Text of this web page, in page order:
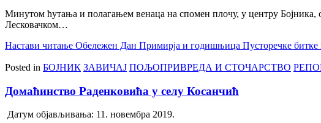
Минутом ћутања и полагањем венаца на спомен плочу, у центру Бојника,
Лесковачком…
Настави читање Обележен Дан Примирја и годишњица Пусторечке битке
Posted in БОЈНИК ЗАВИЧАЈ ПОЉОПРИВРЕДА И СТОЧАРСТВО
Домаћинство Раденковића у селу Косанчић
Датум објављивања: 11. новембра 2019.